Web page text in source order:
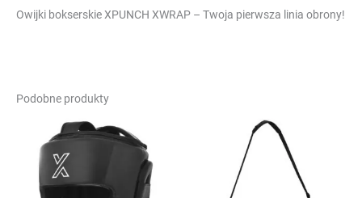
Owijki bokserskie XPUNCH XWRAP – Twoja pierwsza linia obrony!
Podobne produkty
produkt
wiele
wariantów.